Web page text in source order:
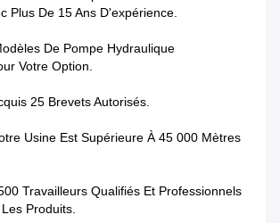
Plus De 15 Ans D'expérience.
De Pompe Hydraulique
Votre Option.
25 Brevets Autorisés.
Usine Est Supérieure À 45 000 Mètres
Travailleurs Qualifiés Et Professionnels
Produits.